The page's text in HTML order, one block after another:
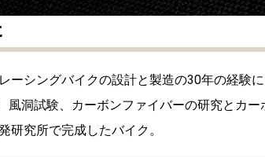
ーシングバイクの設計と製造の30年の経験に
洞試験、カーボンファイバーの研究とカー
研究所で完成したバイク。